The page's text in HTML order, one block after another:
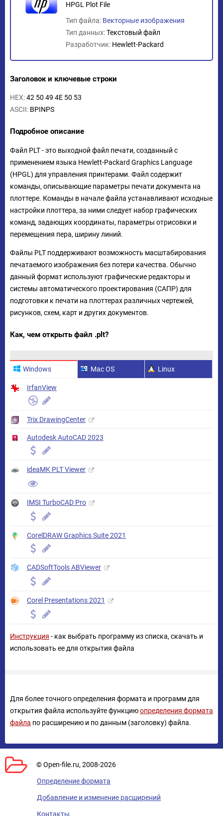
HPGL Plot File
Тип файла: Векторные изображения
Тип данных:Текстовый файл
Разработчик: Hewlett-Packard
Заголовок и ключевые строки
HEX:42 50 49 4E 50 53
ASCII: BPINPS
Подробное описание
Файл PLT - это выходной файл печати, созданный с
применением языка Hewlett-Packard Graphics Language
(HPGL) для управления принтерами. Файл содержит
команды, описывающие параметры печати документа на
плоттере. Команды в начале файла устанавливают исходные
настройки плоттера, за ними следует набор графических
команд, задающих координаты, параметры отрисовки и
перемещения пера, ширину линий.
Файлы PLT поддерживают возможность масштабирования
печатаемого изображения без потери качества. Обычно
данный формат используют графические редакторы и
системы автоматического проектирования (САПР) для
подготовки к печати на плоттерах различных чертежей,
рисунков, схем, карт и других документов.
Как, чем открыть файл .plt?
Windows Mac OS Linux
IrfanView
Trix DrawingCenter
Autodesk AutoCAD 2023
ideaMK PLT Viewer
IMSI TurboCAD Pro
CorelDRAW Graphics Suite 2021
CADSoftTools ABViewer
Corel Presentations 2021
Инструкция - как выбрать программу из списка, скачать и
использовать ее для открытия файла
Для более точного определения формата и программ для
открытия файла используйте функциюопределения формата
файла по расширению и по данным (заголовку) файла.
© Open-file.ru, 2008-2026
Определение формата
Добавление и изменение расширений
Контакты